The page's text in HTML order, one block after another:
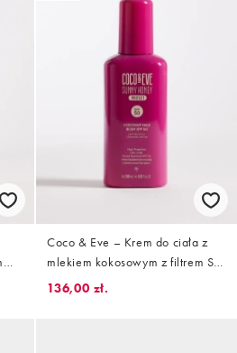
Coco & Eve – Krem do ciała z
mlekiem kokosowym z filtrem SPF
50, 200 ml
136,00 zł.